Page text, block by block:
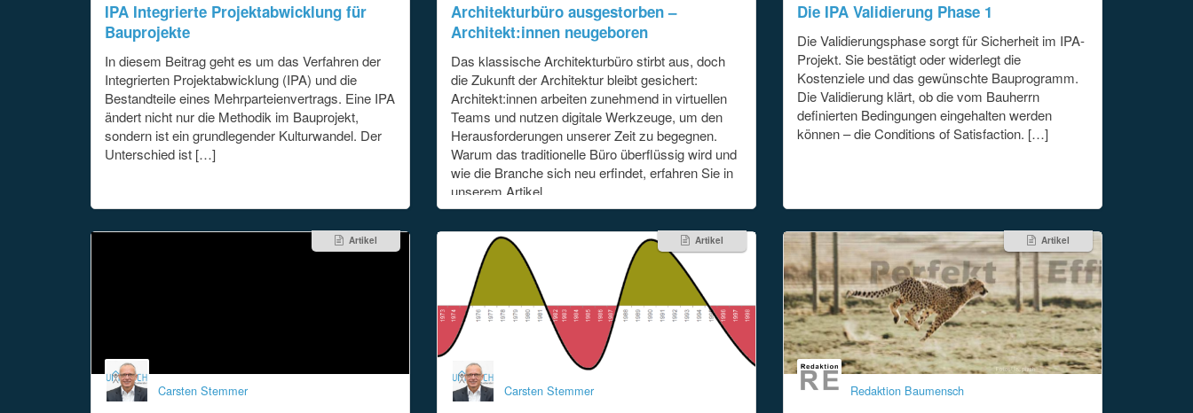
IPA Integrierte Projektabwicklung für
Bauprojekte
In diesem Beitrag geht es um das Verfahren der
Integrierten Projektabwicklung (IPA) und die
Bestandteile eines Mehrparteienvertrags. Eine IPA
ändert nicht nur die Methodik im Bauprojekt,
sondern ist ein grundlegender Kulturwandel. Der
Unterschied ist […]
Architekturbüro ausgestorben –
Architekt:innen neugeboren
Das klassische Architekturbüro stirbt aus, doch
die Zukunft der Architektur bleibt gesichert:
Architekt:innen arbeiten zunehmend in virtuellen
Teams und nutzen digitale Werkzeuge, um den
Herausforderungen unserer Zeit zu begegnen.
Warum das traditionelle Büro überflüssig wird und
wie die Branche sich neu erfindet, erfahren Sie in
unserem Artikel.
Die IPA Validierung Phase 1
Die Validierungsphase sorgt für Sicherheit im IPA-
Projekt. Sie bestätigt oder widerlegt die
Kostenziele und das gewünschte Bauprogramm.
Die Validierung klärt, ob die vom Bauherrn
definierten Bedingungen eingehalten werden
können – die Conditions of Satisfaction. […]
Artikel
Carsten Stemmer
Artikel
Carsten Stemmer
Artikel
Redaktion Baumensch